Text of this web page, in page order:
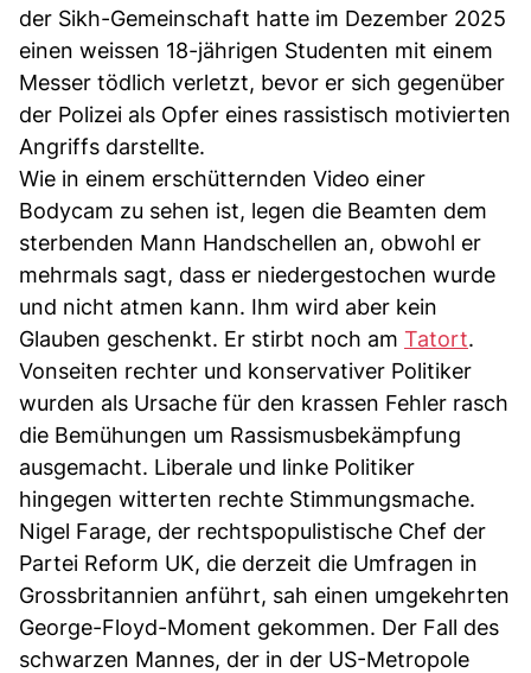
der Sikh-Gemeinschaft hatte im Dezember 2025
einen weissen 18-jährigen Studenten mit einem
Messer tödlich verletzt, bevor er sich gegenüber
der Polizei als Opfer eines rassistisch motivierten
Angriffs darstellte.
Wie in einem erschütternden Video einer
Bodycam zu sehen ist, legen die Beamten dem
sterbenden Mann Handschellen an, obwohl er
mehrmals sagt, dass er niedergestochen wurde
und nicht atmen kann. Ihm wird aber kein
Glauben geschenkt. Er stirbt noch am Tatort.
Vonseiten rechter und konservativer Politiker
wurden als Ursache für den krassen Fehler rasch
die Bemühungen um Rassismusbekämpfung
ausgemacht. Liberale und linke Politiker
hingegen witterten rechte Stimmungsmache.
Nigel Farage, der rechtspopulistische Chef der
Partei Reform UK, die derzeit die Umfragen in
Grossbritannien anführt, sah einen umgekehrten
George-Floyd-Moment gekommen. Der Fall des
schwarzen Mannes, der in der US-Metropole